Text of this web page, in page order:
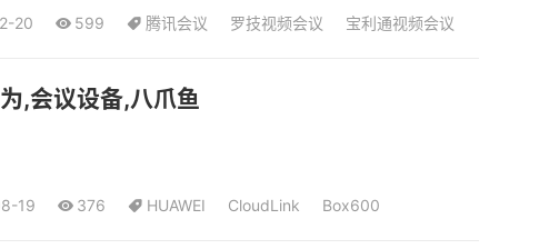
20 599 腾讯会议 罗技视频会议 宝利通视频会议
,会议设备,八爪鱼
19 376 HUAWEI CloudLink Box600